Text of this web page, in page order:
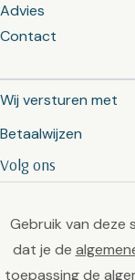
Advies
Contact
Wij versturen met
Betaalwijzen
Volg ons
Gebruik van deze
dat je de
toepassing de